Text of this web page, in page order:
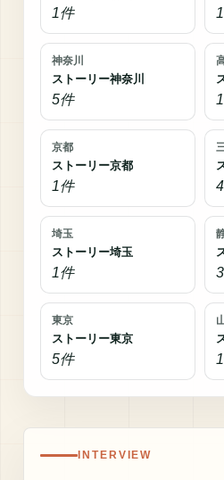
1件
神奈川
ストーリー神奈川
5件
京都
ストーリー京都
1件
埼玉
ストーリー埼玉
1件
東京
ストーリー東京
5件
INTERVIEW